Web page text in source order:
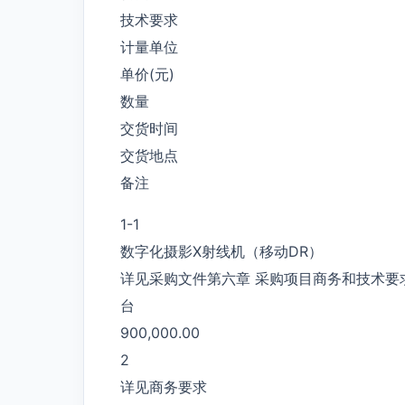
技术要求
计量单位
单价(元)
数量
交货时间
交货地点
备注
1-1
数字化摄影X射线机（移动DR）
详见采购文件第六章 采购项目商务和技术要
台
900,000.00
2
详见商务要求